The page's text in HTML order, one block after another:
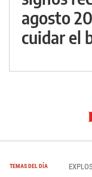
agosto
cuidar el
TEMAS DEL DÍA